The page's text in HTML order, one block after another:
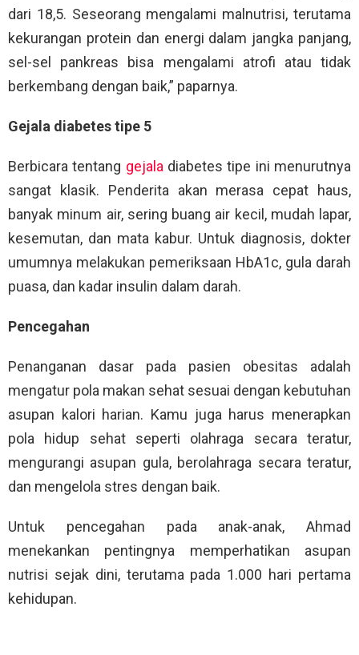
dari 18,5. Seseorang mengalami malnutrisi, terutama
kekurangan protein dan energi dalam jangka panjang,
sel-sel pankreas bisa mengalami atrofi atau tidak
berkembang dengan baik,” paparnya.
Gejala diabetes tipe 5
Berbicara tentang gejaladiabetes tipe ini menurutnya
sangat klasik. Penderita akan merasa cepat haus,
banyak minum air, sering buang air kecil, mudah lapar,
kesemutan, dan mata kabur. Untuk diagnosis, dokter
umumnya melakukan pemeriksaan HbA1c, gula darah
puasa, dan kadar insulin dalam darah.
Pencegahan
Penanganan dasar pada pasien obesitas adalah
mengatur pola makan sehat sesuai dengan kebutuhan
asupan kalori harian. Kamu juga harus menerapkan
pola hidup sehat seperti olahraga secara teratur,
mengurangi asupan gula, berolahraga secara teratur,
dan mengelola stres dengan baik.
Untuk pencegahan pada anak-anak, Ahmad
menekankan pentingnya memperhatikan asupan
nutrisi sejak dini, terutama pada 1.000 hari pertama
kehidupan.